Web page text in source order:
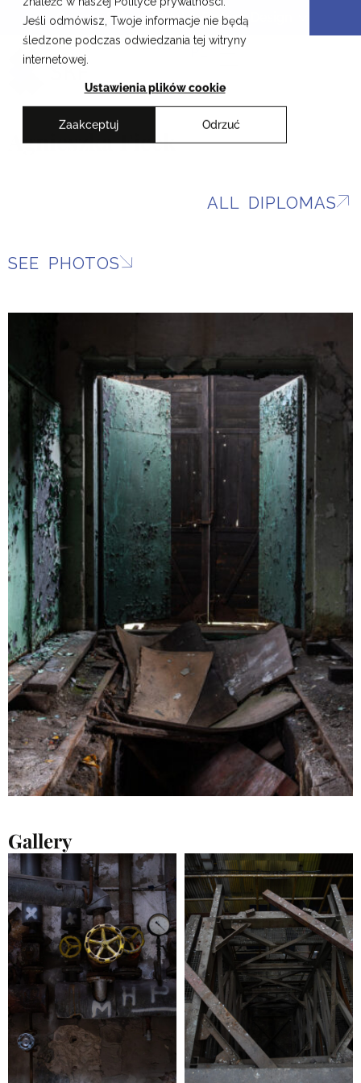
Jeśli odmówisz, Twoje informacje nie będą
śledzone podczas odwiedzania tej witryny
internetowej.
Ustawienia plików cookie
Zaakceptuj Odrzuć
Skip
content
Cracow School of Art & Fashion Design
PL
Agnieszka Ficek
ALL DIPLOMAS
SEE PHOTOS
Gallery